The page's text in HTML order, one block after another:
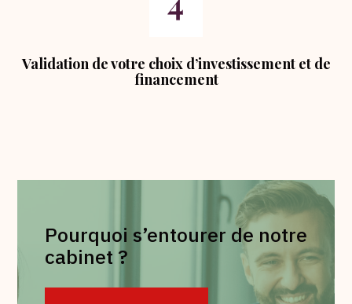
Validation de votre choix d’investissement et de
financement
Pourquoi s’entourer de notre
cabinet ?